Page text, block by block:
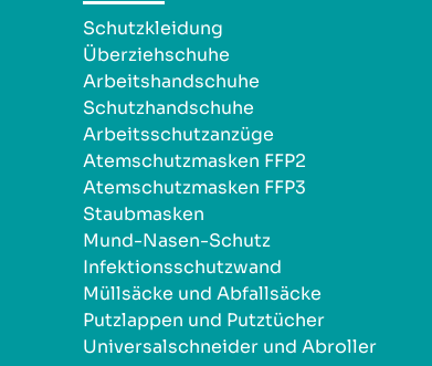
Schutzkleidung
Überziehschuhe
Arbeitshandschuhe
Schutzhandschuhe
Arbeitsschutzanzüge
Atemschutzmasken FFP2
Atemschutzmasken FFP3
Staubmasken
Mund-Nasen-Schutz
Infektionsschutzwand
Müllsäcke und Abfallsäcke
Putzlappen und Putztücher
Universalschneider und Abroller